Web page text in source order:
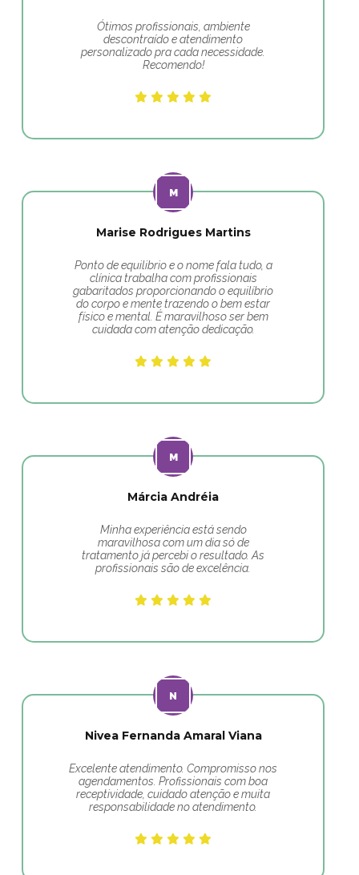
Ótimos profissionais, ambiente
descontraído e atendimento
personalizado pra cada necessidade.
Recomendo!
Marise Rodrigues Martins
Ponto de equilibrio e o nome fala tudo, a
clínica trabalha com profissionais
gabaritados proporcionando o equilíbrio
do corpo e mente trazendo o bem estar
físico e mental. É maravilhoso ser bem
cuidada com atenção dedicação.
Márcia Andréia
Minha experiência está sendo
maravilhosa com um dia só de
tratamento já percebi o resultado. As
profissionais são de excelência.
Nivea Fernanda Amaral Viana
Excelente atendimento. Compromisso nos
agendamentos. Profissionais com boa
receptividade, cuidado atenção e muita
responsabilidade no atendimento.